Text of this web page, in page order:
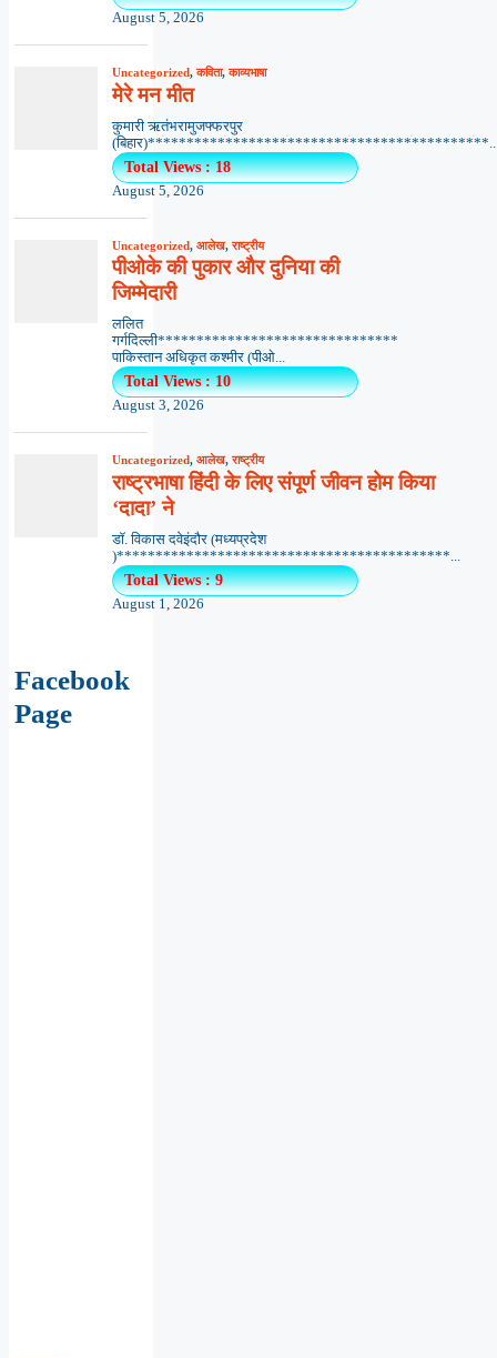
August 5, 2026
Uncategorized,कविता,काव्यभाषा
मेरे मन मीत
कुमारी ऋतंभरामुजफ्फरपुर
Total Views : 18
August 5, 2026
Uncategorized, आलेख,राष्ट्रीय
पीओके की पुकार और दुनिया की
जिम्मेदारी
ललित
गर्गदिल्ली*******************************
पाकिस्तान अधिकृत कश्मीर (पीओ...
Total Views : 10
August 3, 2026
Uncategorized, आलेख,राष्ट्रीय
राष्ट्रभाषा हिंदी के लिए संपूर्ण जीवन होम किया
‘दादा’ ने
डॉ. विकास दवेइंदौर (मध्यप्रदेश
)*******************************************...
Total Views : 9
August 1, 2026
Facebook
Page